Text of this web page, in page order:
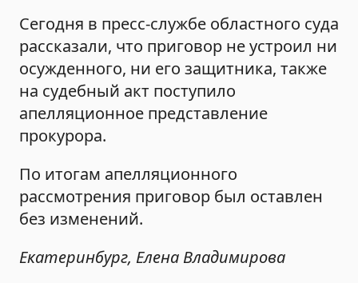
Сегодня в пресс-службе областного суда
рассказали, что приговор не устроил ни
осужденного, ни его защитника, также
на судебный акт поступило
апелляционное представление
прокурора.
По итогам апелляционного
рассмотрения приговор был оставлен
без изменений.
Екатеринбург, Елена Владимирова